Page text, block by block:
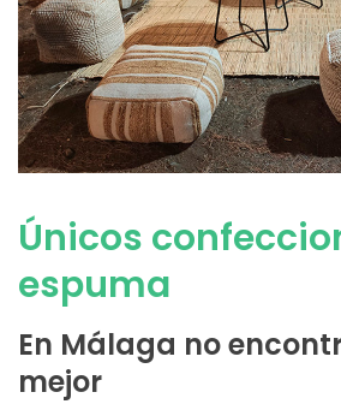
Únicos
espuma
En Málaga no
mejor